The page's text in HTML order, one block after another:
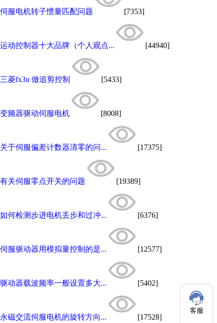
伺服电机转子惯量匹配问题 [7353]
运动控制器十大品牌（个人观点... [44940]
三菱fx3u 做追剪控制 [5433]
变频器驱动伺服电机 [8008]
关于伺服偏差计数器清零的问... [17375]
有关伺服零点开关的问题 [19389]
如何检测步进电机丢步和过冲... [6376]
伺服驱动器用模拟量控制的是... [12577]
驱动器载波频率一般设置多大... [5402]
永磁交流伺服电机的旋转方向... [17528]
客服